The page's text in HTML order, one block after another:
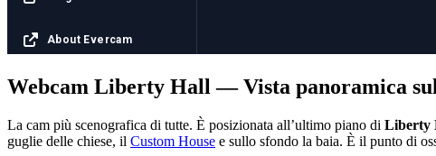
Webcam Liberty Hall — Vista panoramica
La cam più scenografica di tutte. È posizionata all’ultimo piano di Liberty
guglie delle chiese, il Custom House e sullo sfondo la baia. È il punto di